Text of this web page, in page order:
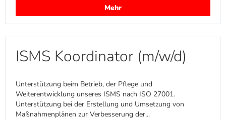
Mehr
ISMS Koordinator (m/w/d)
Unterstützung beim Betrieb, der Pflege und
Weiterentwicklung unseres ISMS nach ISO 27001.
Unterstützung bei der Erstellung und Umsetzung von
Maßnahmenplänen zur Verbesserung der...